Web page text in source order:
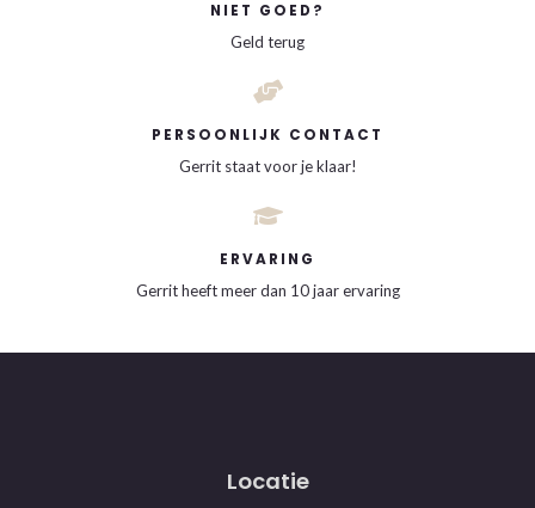
NIET GOED?
Geld terug
PERSOONLIJK CONTACT
Gerrit staat voor je klaar!
ERVARING
Gerrit heeft meer dan 10 jaar ervaring
Locatie